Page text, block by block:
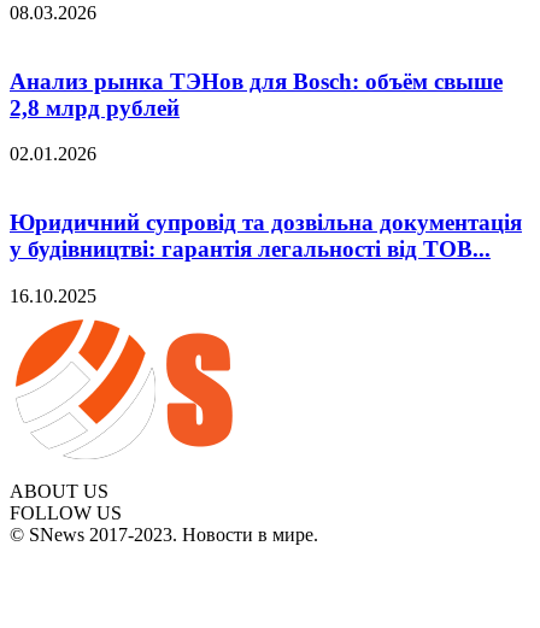
08.03.2026
Анализ рынка ТЭНов для Bosch: объём свыше
2,8 млрд рублей
02.01.2026
Юридичний супровід та дозвільна документація
у будівництві: гарантія легальності від ТОВ...
16.10.2025
ABOUT US
FOLLOW US
© SNews 2017-2023. Новости в мире.